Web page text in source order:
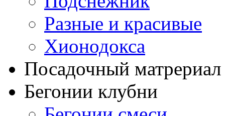
Разные и красивые
Хионодокса
Посадочный матрериал
Бегонии клубни